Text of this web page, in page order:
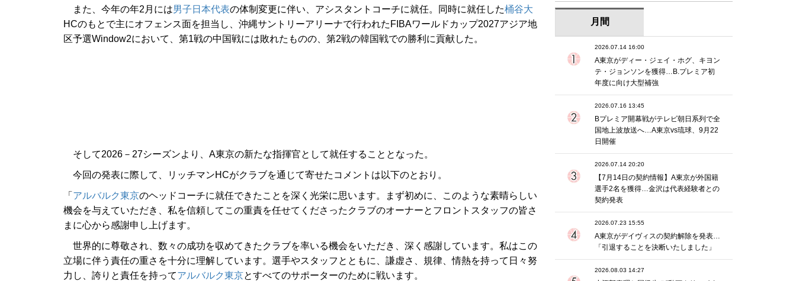
また、今年の年2月には男子日本代表の体制変更に伴い、アシスタントコーチに就任。同時に就任した桶谷大
HCのもとで主にオフェンス面を担当し、沖縄サントリーアリーナで行われたFIBAワールドカップ2027アジア地
区予選Window2において、第1戦の中国戦には敗れたものの、第2戦の韓国戦での勝利に貢献した。
そして2026－27シーズンより、A東京の新たな指揮官として就任することとなった。
今回の発表に際して、リッチマンHCがクラブを通じて寄せたコメントは以下のとおり。
「 アルバルク東京のヘッドコーチに就任できたことを深く光栄に思います。まず初めに、このような素晴らしい
機会を与えていただき、私を信頼してこの重責を任せてくださったクラブのオーナーとフロントスタッフの皆さ
まに心から感謝申し上げます。
世界的に尊敬され、数々の成功を収めてきたクラブを率いる機会をいただき、深く感謝しています。私はこの
立場に伴う責任の重さを十分に理解しています。選手やスタッフとともに、謙虚さ、規律、情熱を持って日々努
力し、誇りと責任を持ってアルバルク東京とすべてのサポーターのために戦います。
月間
2026.07.14 16:00
A東京がディー・ジェイ・ホグ、キヨン
テ・ジョンソンを獲得…B.プレミア初
年度に向け大型補強
2026.07.16 13:45
Bプレミア開幕戦がテレビ朝日系列で全
国地上波放送へ…A東京vs琉球、9月22
日開催
2026.07.14 20:20
【7月14日の契約情報】A東京が外国籍
選手2名を獲得…金沢は代表経験者との
契約発表
2026.07.23 15:55
A東京がデイヴィスの契約解除を発表…
「引退することを決断いたしました」
2026.08.03 14:27